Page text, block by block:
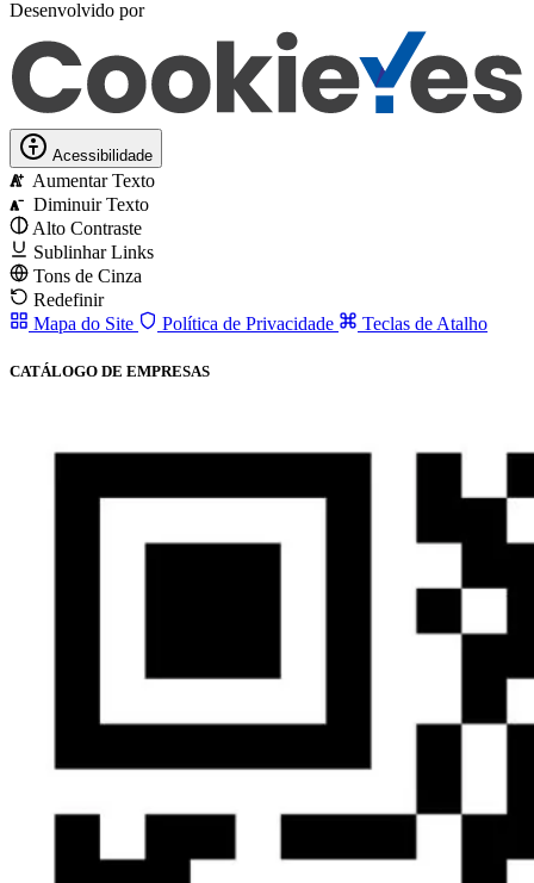
Desenvolvido por
Acessibilidade
A Aumentar Texto
A
Diminuir Texto
Alto Contraste
Sublinhar Links
Tons de Cinza
Redefinir
Mapa do Site
Política de Privacidade Teclas de Atalho
CATÁLOGO DE EMPRESAS